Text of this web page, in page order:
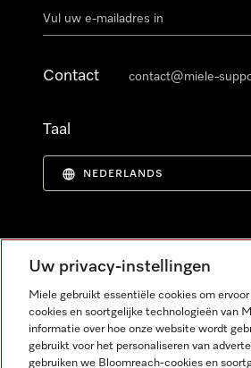
Contact contact@miele-
Taal
NEDERLANDS
Uw privacy-instellingen
Miele gebruikt essentiële cookies om
cookies en soortgelijke technologieën van
informatie over hoe onze website wordt
gebruikt voor het personaliseren van
gebruiken we Bloomreach-cookies en